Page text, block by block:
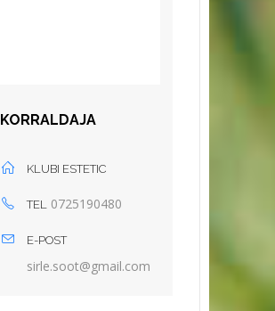
KORRALDAJA
KLUBI ESTETIC
TEL 0725190480
E-POST
moc.l
iamg@
toos.
elris